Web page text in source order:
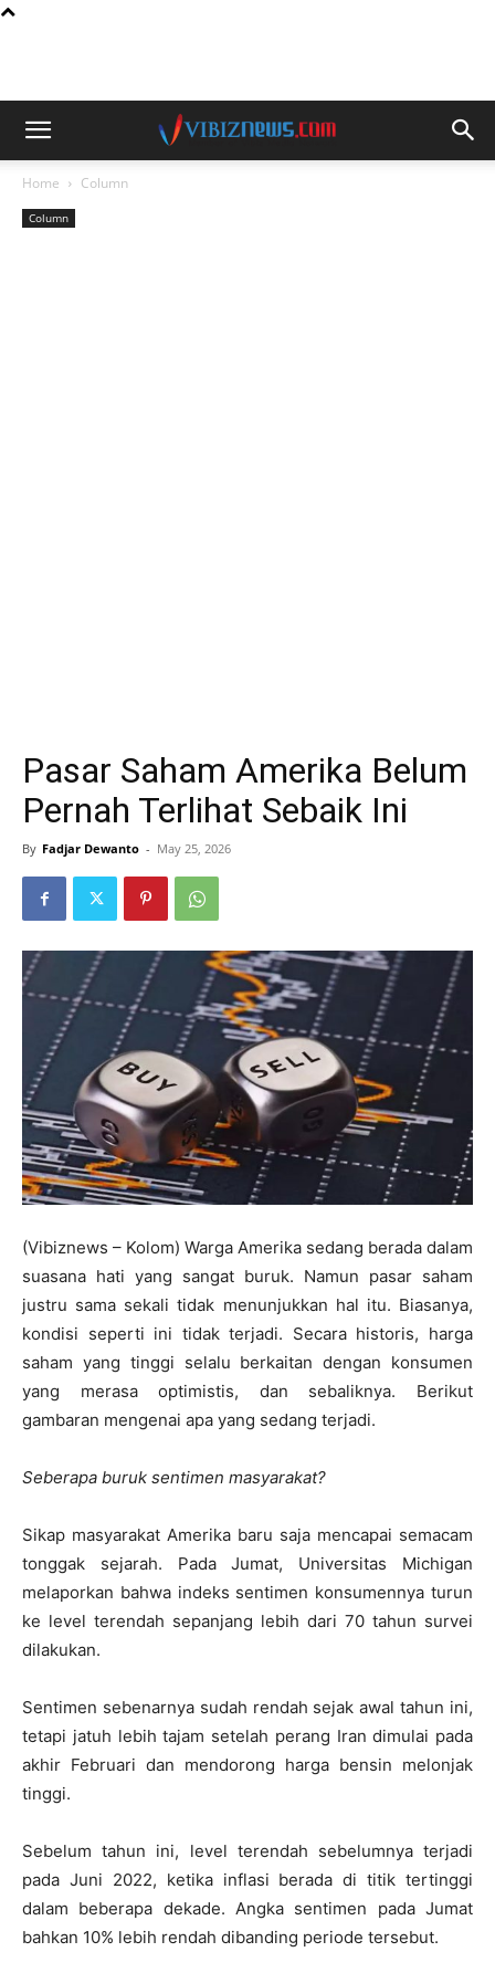
Home Column
Column
Pasar Saham Amerika Belum
Pernah Terlihat Sebaik Ini
By Fadjar Dewanto - May 25, 2026
(Vibiznews – Kolom) Warga Amerika sedang berada dalam
suasana hati yang sangat buruk. Namun pasar saham
justru sama sekali tidak menunjukkan hal itu. Biasanya,
kondisi seperti ini tidak terjadi. Secara historis, harga
saham yang tinggi selalu berkaitan dengan konsumen
yang merasa optimistis, dan sebaliknya. Berikut
gambaran mengenai apa yang sedang terjadi.
Seberapa buruk sentimen masyarakat?
Sikap masyarakat Amerika baru saja mencapai semacam
tonggak sejarah. Pada Jumat, Universitas Michigan
melaporkan bahwa indeks sentimen konsumennya turun
ke level terendah sepanjang lebih dari 70 tahun survei
dilakukan.
Sentimen sebenarnya sudah rendah sejak awal tahun ini,
tetapi jatuh lebih tajam setelah perang Iran dimulai pada
akhir Februari dan mendorong harga bensin melonjak
tinggi.
Sebelum tahun ini, level terendah sebelumnya terjadi
pada Juni 2022, ketika inflasi berada di titik tertinggi
dalam beberapa dekade. Angka sentimen pada Jumat
bahkan 10% lebih rendah dibanding periode tersebut.